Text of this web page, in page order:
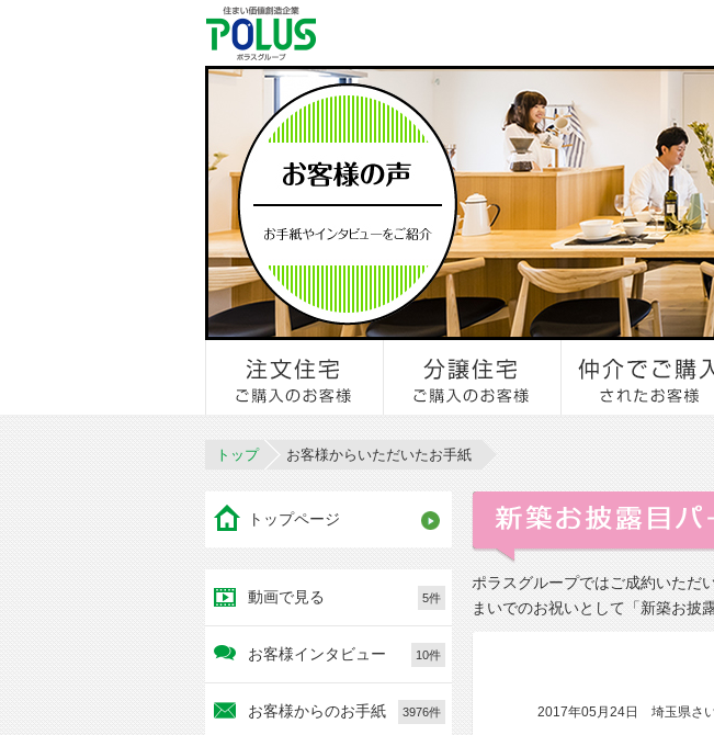
トップ お客様からいただいたお手紙
ポラスグループではご成約いただ
まいでのお祝いとして「新築お披
2017年05月24日 埼玉県さ
トップページ
動画で見る 5件
お客様インタビュー 10件
お客様からのお手紙 3976件